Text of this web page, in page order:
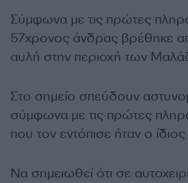
Σύμφωνα με τις πρώτες
57χρονος άνδρας βρέθηκε
αυλή στην περιοχή των
Στο σημείο σπεύδουν
σύμφωνα με τις πρώτες
που τον εντόπισε ήταν ο
Να σημειωθεί ότι σε